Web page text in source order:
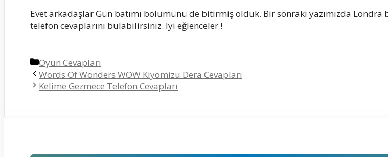
Evet arkadaşlar Gün batımı bölümünü de bitirmiş olduk. Bir sonraki yazımızda
telefon cevaplarını bulabilirsiniz. İyi eğlenceler !
Kategoriler
Oyun Cevapları
Words Of Wonders WOW Kiyomizu Dera Cevapları
Kelime Gezmece Telefon Cevapları